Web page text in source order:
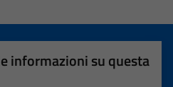
informazioni su questa